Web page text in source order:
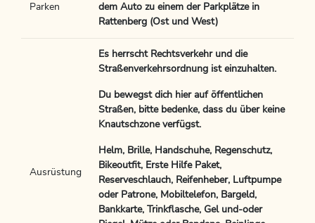
Parken
dem Auto zu einem der Parkplätze in
Rattenberg (Ost und West)
Ausrüstung
Es herrscht Rechtsverkehr und die
Straßenverkehrsordnung ist einzuhalten.
Du bewegst dich hier auf öffentlichen
Straßen, bitte bedenke, dass du über keine
Knautschzone verfügst.
Helm, Brille, Handschuhe, Regenschutz,
Bikeoutfit, Erste Hilfe Paket,
Reserveschlauch, Reifenheber, Luftpumpe
oder Patrone, Mobiltelefon, Bargeld,
Bankkarte, Trinkflasche, Gel und-oder